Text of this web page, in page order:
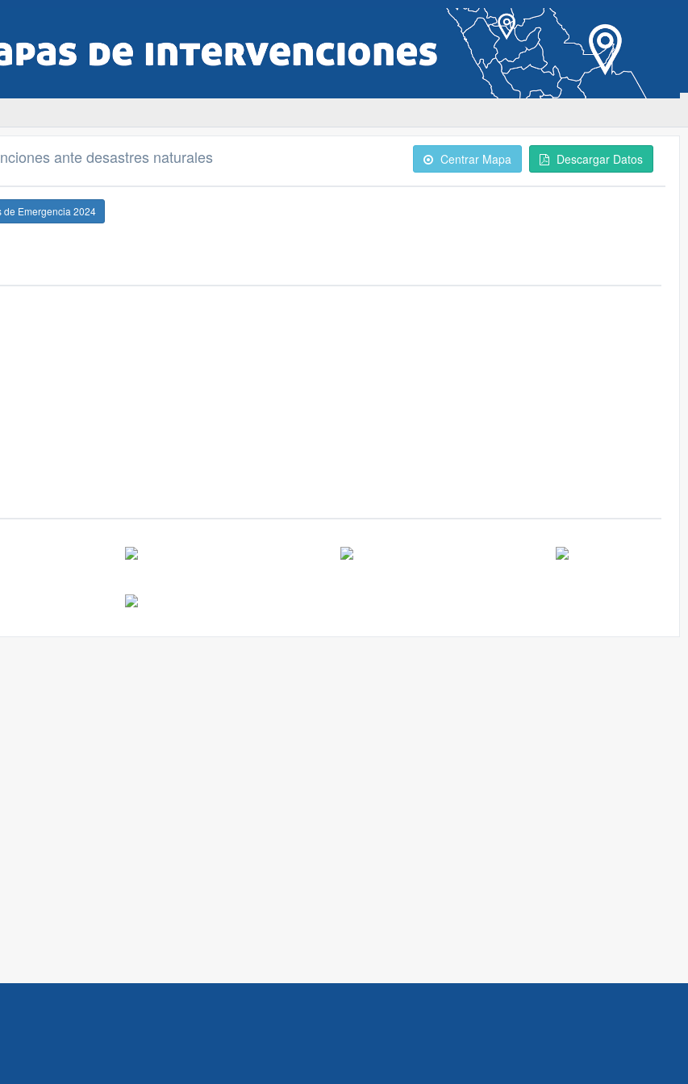
ante desastres naturales Centrar Mapa Descargar Datos
de Emergencia 2024